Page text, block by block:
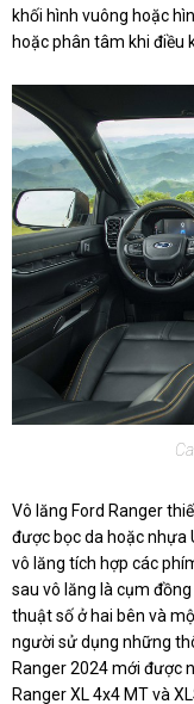
khối hình vuông hoặc
hoặc phân tâm khi điều
Vô lăng Ford Ranger
được bọc da hoặc nhựa
vô lăng tích hợp các
sau vô lăng là cụm
thuật số ở hai bên và
người sử dụng những
Ranger 2024 mới được
Ranger XL 4x4 MT và